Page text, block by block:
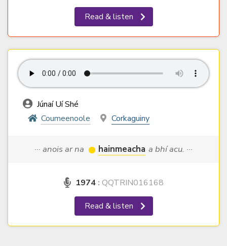
Read & listen
Júnaí Uí Shé
Coumeenoole
Corkaguiny
··· anois ar na hainmeacha a bhí acu. ···
1974 : QQTRIN016168
Read & listen